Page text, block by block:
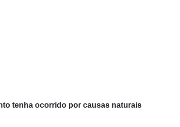
tenha ocorrido por causas naturais